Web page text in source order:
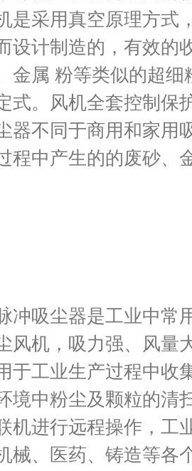
是采用真空原理方式
设计制造的，有效的
金属 粉等类似的超
式。风机全套控制保
器不同于商用和家用
程中产生的的废砂、
冲吸尘器是工业中常
风机，吸力强、风量
于工业生产过程中收
境中粉尘及颗粒的清
机进行远程操作，工
械、医药、铸造等各